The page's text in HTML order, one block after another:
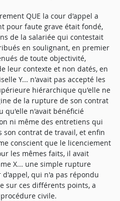
QUE la cour d'appel a
pour faute grave était fondé,
de la salariée qui contestait
en soulignant, en premier
de toute objectivité,
leur contexte et non datés, en
Y... n'avait pas accepté les
hiérarchique qu'elle ne
de la rupture de son contrat
qu'elle n'avait bénéficié
ni même des entretiens qui
contrat de travail, et enfin
conscient que le licenciement
les mêmes faits, il avait
X... une simple rupture
qui n'a pas répondu
sur ces différents points, a
civile.